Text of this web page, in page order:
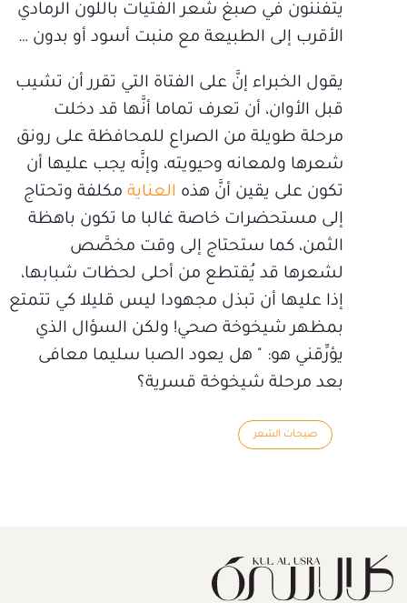
يتفنَّنون في صبغ شعر الفتيات باللون الرمادي
الأقرب إلى الطبيعة مع منبت أسود أو بدون …
يقول الخبراء إنَّ على الفتاة التي تقرر أن تشيب
قبل الأوان، أن تعرف تماما أنَّها قد دخلت
مرحلة طويلة من الصراع للمحافظة على رونق
شعرها ولمعانه وحيويته، وإنَّه يجب عليها أن
تكون على يقين أنَّ هذه العناية مكلفة وتحتاج
إلى مستحضرات خاصة غالبا ما تكون باهظة
الثمن، كما ستحتاج إلى وقت مخصَّص
لشعرها قد يُقتطع من أحلى لحظات شبابها،
إذا عليها أن تبذل مجهودا ليس قليلا كي تتمتع
بمظهر شيخوخة صحي! ولكن السؤال الذي
يؤرِّقني هو: " هل يعود الصبا سليما معافى
بعد مرحلة شيخوخة قسرية؟
صيحات الشعر